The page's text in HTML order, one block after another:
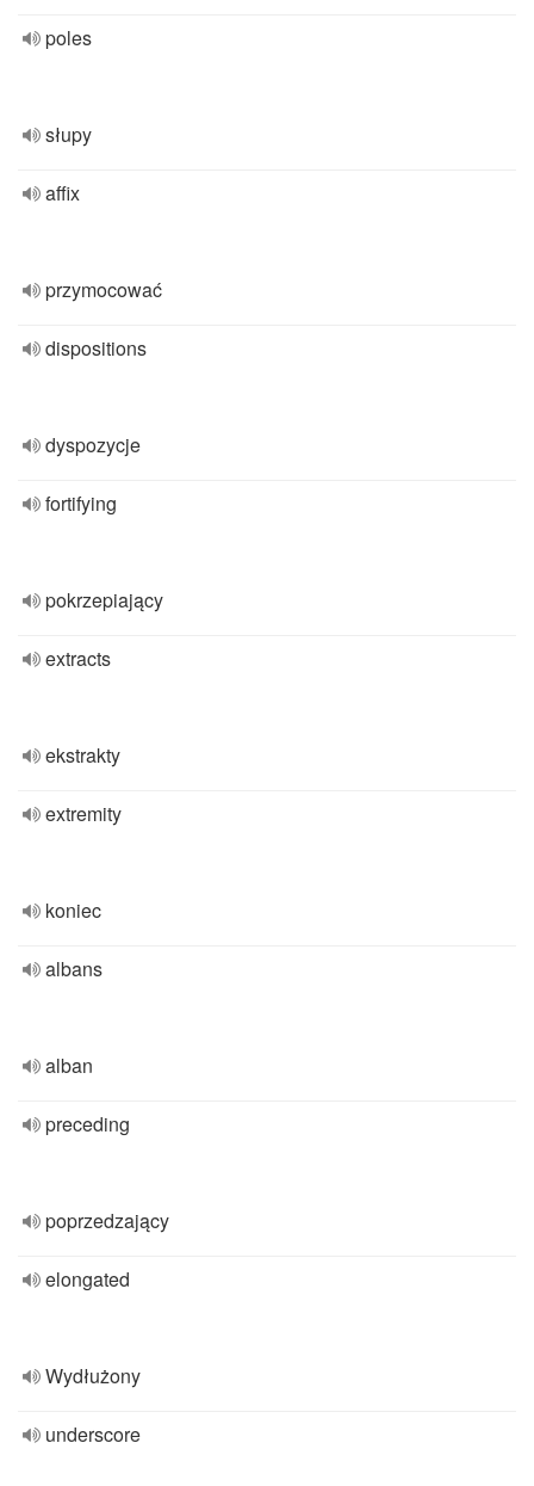
poles
słupy
affix
przymocować
dispositions
dyspozycje
fortifying
pokrzepiający
extracts
ekstrakty
extremity
koniec
albans
alban
preceding
poprzedzający
elongated
Wydłużony
underscore